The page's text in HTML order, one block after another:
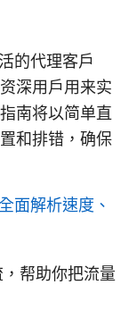
的代理客户
深用户用来实
南将以简单直
和排错，确保
面解析速度、
帮助你把流量